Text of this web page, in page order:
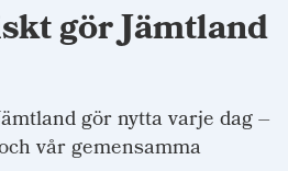
gör Jämtland
gör nytta varje dag –
vår gemensamma